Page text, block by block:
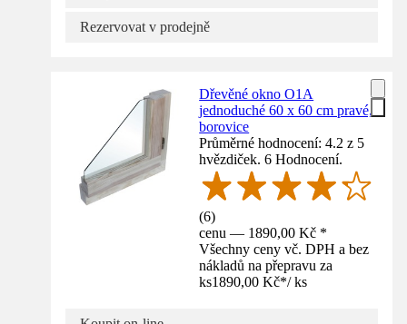
Rezervovat v prodejně
Dřevěné okno O1A
jednoduché 60 x 60 cm pravé,
borovice
Průměrné hodnocení: 4.2 z 5
hvězdiček. 6 Hodnocení.
(6)
cenu — 1890,00 Kč *
Všechny ceny vč. DPH a bez
nákladů na přepravu za
ks1890,00 Kč*/ ks